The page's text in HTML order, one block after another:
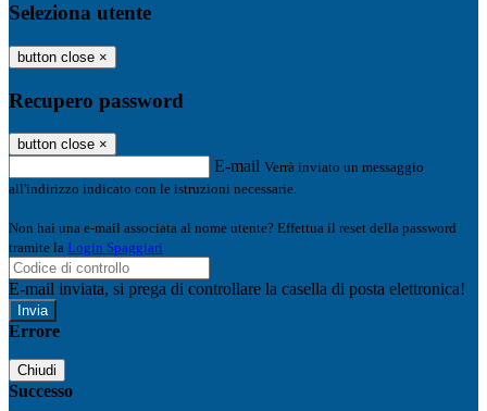
Seleziona utente
button close ×
Recupero password
button close ×
E-mail Verrà inviato un messaggio
all'indirizzo indicato con le istruzioni necessarie.
Non hai una e-mail associata al nome utente? Effettua il reset della password
tramite la Login Spaggiari
E-mail inviata, si prega di controllare la casella di posta elettronica!
Errore
Chiudi
Successo